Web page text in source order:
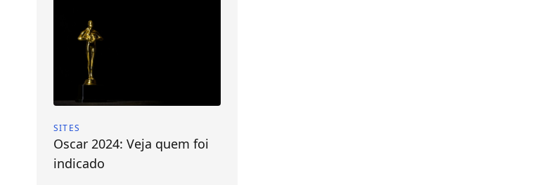
SITES
Oscar 2024: Veja quem foi
indicado